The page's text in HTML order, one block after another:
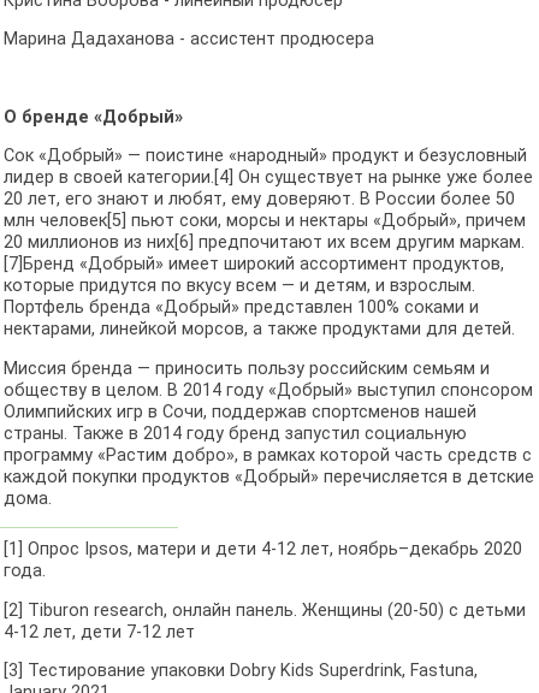
Марина Дадаханова - ассистент продюсера
О бренде «Добрый»
Сок «Добрый» — поистине «народный» продукт и безусловный
лидер в своей категории.[4] Он существует на рынке уже более
20 лет, его знают и любят, ему доверяют. В России более 50
млн человек[5] пьют соки, морсы и нектары «Добрый», причем
20 миллионов из них[6] предпочитают их всем другим маркам.
[7]Бренд «Добрый» имеет широкий ассортимент продуктов,
которые придутся по вкусу всем — и детям, и взрослым.
Портфель бренда «Добрый» представлен 100% соками и
нектарами, линейкой морсов, а также продуктами для детей.
Миссия бренда — приносить пользу российским семьям и
обществу в целом. В 2014 году «Добрый» выступил спонсором
Олимпийских игр в Сочи, поддержав спортсменов нашей
страны. Также в 2014 году бренд запустил социальную
программу «Растим добро», в рамках которой часть средств с
каждой покупки продуктов «Добрый» перечисляется в детские
дома.
[1] Опрос Ipsos, матери и дети 4-12 лет, ноябрь–декабрь 2020
года.
[2] Tiburon research, онлайн панель. Женщины (20-50) с детьми
4-12 лет, дети 7-12 лет
[3] Тестирование упаковки Dobry Kids Superdrink, Fastuna,